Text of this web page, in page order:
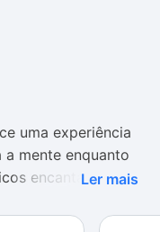
uma experiência
mente enquanto
encantadores e
No entanto, a
Ler mais